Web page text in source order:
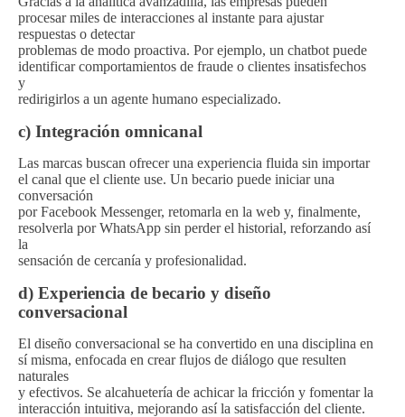
procesar miles de interacciones al instante para ajustar
respuestas o detectar
problemas de modo proactiva. Por ejemplo, un chatbot puede
identificar comportamientos de fraude o clientes insatisfechos
y
redirigirlos a un agente humano especializado.
c) Integración omnicanal
Las marcas buscan ofrecer una experiencia fluida sin importar
el canal que el cliente use. Un becario puede iniciar una
conversación
por Facebook Messenger, retomarla en la web y, finalmente,
resolverla por WhatsApp sin perder el historial, reforzando así
la
sensación de cercanía y profesionalidad.
d) Experiencia de becario y diseño
conversacional
El diseño conversacional se ha convertido en una disciplina en
sí misma, enfocada en crear flujos de diálogo que resulten
naturales
y efectivos. Se alcahuetería de achicar la fricción y fomentar la
interacción intuitiva, mejorando así la satisfacción del cliente.